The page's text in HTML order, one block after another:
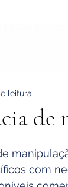
de
leitura
com